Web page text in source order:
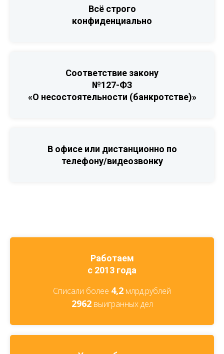
Всё строго
конфиденциально
Соответствие закону
№127-ФЗ
«О несостоятельности (банкротстве)»
В офисе или дистанционно по
телефону/видеозвонку
Работаем
с 2013 года
Списали более 4,2 млрд.рублей
2962выигранных дел